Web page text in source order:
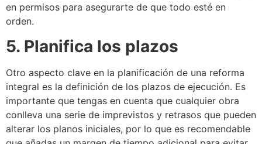
en permisos para asegurarte de que todo esté en
orden.
5. Planifica los plazos
Otro aspecto clave en la planificación de una reforma
integral es la definición de los plazos de ejecución. Es
importante que tengas en cuenta que cualquier obra
conlleva una serie de imprevistos y retrasos que pueden
alterar los planos iniciales, por lo que es recomendable